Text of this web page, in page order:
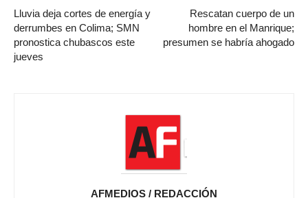
Lluvia deja cortes de energía y
derrumbes en Colima; SMN
pronostica chubascos este
jueves
Rescatan cuerpo de un
hombre en el Manrique;
presumen se habría ahogado
AFMEDIOS / REDACCIÓN